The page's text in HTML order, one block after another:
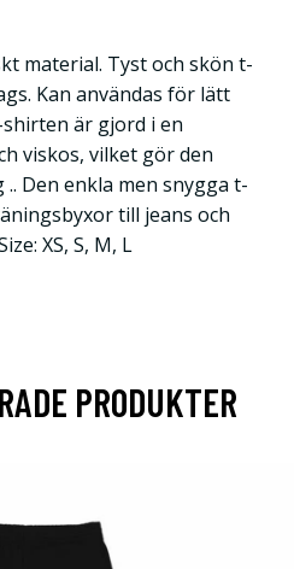
material. Tyst och skön t-
Kan användas för lätt
är gjord i en
viskos, vilket gör den
Den enkla men snygga t-
till jeans och
XS, S, M, L
PRODUKTER